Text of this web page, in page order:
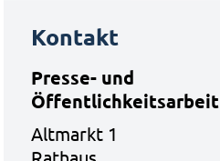
Kontakt
Presse- und
Öffentlichkeitsarbeit
Altmarkt 1